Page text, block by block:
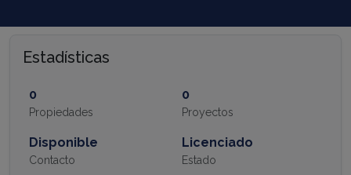
Estadísticas
0
Propiedades
0
Proyectos
Disponible
Contacto
Licenciado
Estado